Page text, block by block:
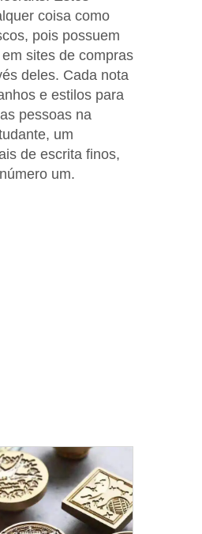
coisa como
pois possuem
sites de compras
deles. Cada nota
e estilos para
pessoas na
um
de escrita finos,
um.